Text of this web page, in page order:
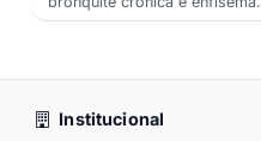
Institucional